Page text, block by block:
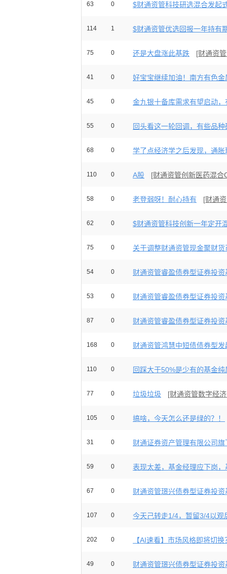
63 0 $财通资管科技研选混合发起
114 1 $财通资管优选回报一年持有
75 0 还是大盘涨此基跌 [财通资
41 0 好宝宝继续加油！南方有色
45 0 金九银十备库需求有望启动
55 0 回头看这一轮回调，有些品
68 0 学了点经济学之后发现，通
110 0 A股 [财通资管创新医药混合
58 0 老登弱呀！耐心持有 [财通
62 0 $财通资管科技创新一年定开
75 0 关于调整财通资管现金聚财
54 0 财通资管睿盈债券型证券投
53 0 财通资管睿盈债券型证券投
87 0 财通资管睿盈债券型证券投
168 0 财通资管鸿慧中短债债券型
110 0 回踩大于50%是少有的基金
77 0 垃圾垃圾 [财通资管数字经
105 0 搞啥，今天怎么还是绿的？！
31 0 财通证券资产管理有限公司
59 0 表现太差，基金经理应下岗
67 0 财通资管璟兴债券型证券投
107 0 今天己转走1/4，暂留3/4以观
202 0 【AI速看】市场风格即将切换
49 0 财通资管璟兴债券型证券投